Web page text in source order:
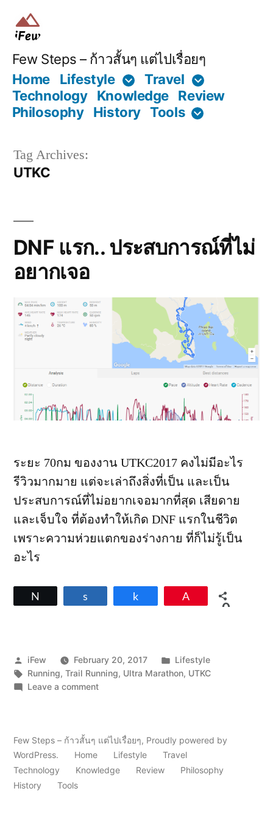
Few Steps – ก้าวสั้นๆ แต่ไปเรื่อยๆ
Home
Lifestyle
Travel
Technology
Knowledge Review
Philosophy
History Tools
Tag Archives:
UTKC
DNF แรก.. ประสบการณ์ที่ไม่
อยากเจอ
ระยะ 70กม ของงาน UTKC2017 คงไม่มีอะไร
รีวิวมากมาย แต่จะเล่าถึงสิ่งที่เป็น และเป็น
ประสบการณ์ที่ไม่อยากเจอมากที่สุด เสียดาย
และเจ็บใจ ที่ต้องทำให้เกิด DNF แรกในชีวิต
เพราะความห่วยแตกของร่างกาย ที่ก็ไม่รู้เป็น
อะไร
0
Posted
by
iFew February 20, 2017
Posted
in
Lifestyle
Tags:
Running,Trail Running, Ultra Marathon, UTKC
Leave a commenton
ที่
อยาก
Few Steps – ก้าวสั้นๆ แต่ไปเรื่อยๆ, Proudly powered by
WordPress.
Home Lifestyle
Travel
Technology
Knowledge Review
Philosophy
History
Tools